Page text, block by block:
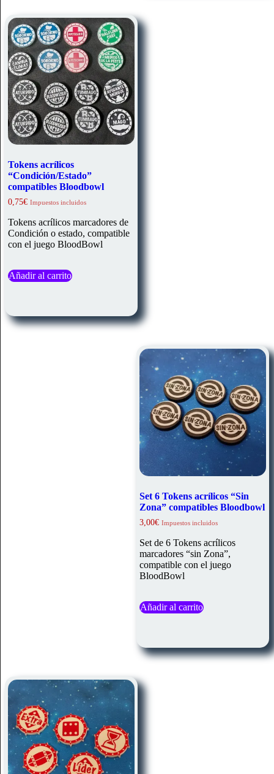
Tokens acrílicos
“Condición/Estado”
compatibles Bloodbowl
0,75€ Impuestos incluidos
Tokens acrílicos marcadores de
Condición o estado, compatible
con el juego BloodBowl
Añadir al carrito
Set 6 Tokens acrílicos “Sin
Zona” compatibles Bloodbowl
3,00€ Impuestos incluidos
Set de 6 Tokens acrílicos
marcadores “sin Zona”,
compatible con el juego
BloodBowl
Añadir al carrito